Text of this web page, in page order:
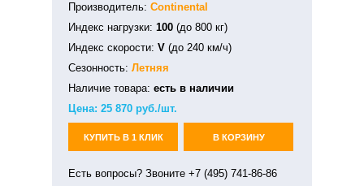
Производитель: Continental
Индекс нагрузки: 100 (до 800 кг)
Индекс скорости: V (до 240 км/ч)
Сезонность: Летняя
Наличие товара: есть в наличии
Цена: 25 870 руб./шт.
КУПИТЬ В 1 КЛИК В КОРЗИНУ
Есть вопросы? Звоните +7 (495) 741-86-86